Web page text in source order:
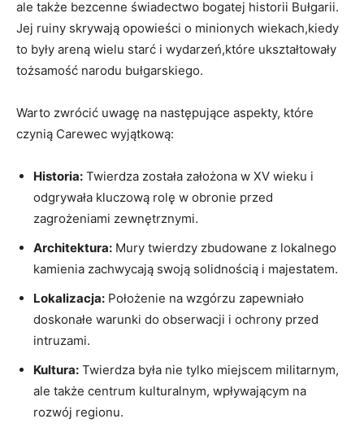
ale także bezcenne świadectwo bogatej historii⁢ Bułgarii.⁣
Jej ‌ruiny skrywają opowieści o minionych ⁣wiekach,kiedy
to⁤ były ​areną wielu starć‌ i wydarzeń,które ukształtowały
tożsamość narodu bułgarskiego.
Warto zwrócić uwagę na następujące aspekty, które
czynią Carewec wyjątkową:
Historia: Twierdza⁢ została założona⁢ w⁤ XV⁤ wieku i
odgrywała kluczową rolę w obronie przed
zagrożeniami⁢ zewnętrznymi.
Architektura: ⁤Mury twierdzy‍ zbudowane z lokalnego
kamienia zachwycają ​swoją solidnością i ⁤majestatem.
Lokalizacja: Położenie na wzgórzu zapewniało
doskonałe warunki do obserwacji i ochrony przed​
intruzami.
Kultura: Twierdza⁤ była nie⁣ tylko ⁢miejscem ⁤militarnym,
ale także centrum kulturalnym, wpływającym na
‍rozwój‍ regionu.